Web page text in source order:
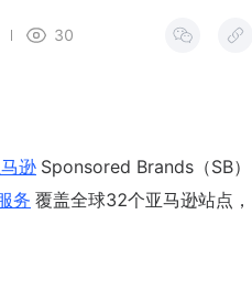
30
逊 Sponsored Brands（SB）
务 覆盖全球32个亚马逊站点，